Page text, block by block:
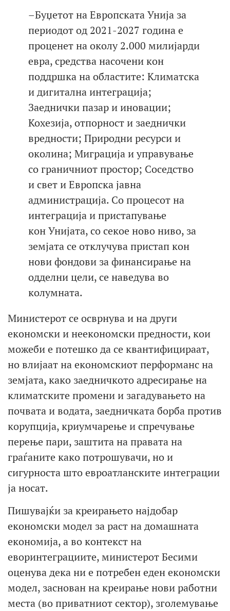
–Буџетот на Европската Унија за
периодот од 2021-2027 година е
проценет на околу 2.000 милијарди
евра, средства насочени кон
поддршка на областите: Климатска
и дигитална интеграција;
Заеднички пазар и иновации;
Кохезија, отпорност и заеднички
вредности; Природни ресурси и
околина; Миграција и управување
со граничниот простор; Соседство
и свет и Европска јавна
администрација. Со процесот на
интеграција и пристапување
кон Унијата, со секое ново ниво, за
земјата се отклучува пристап кон
нови фондови за финансирање на
одделни цели, се наведува во
колумната.
Министерот се осврнува и на други
економски и неекономски предности, кои
можеби е потешко да се квантифицираат,
но влијаат на економскиот перформанс на
земјата, како заедничкото адресирање на
климатските промени и загадувањето на
почвата и водата, заедничката борба против
корупција, криумчарење и спречување
перење пари, заштита на правата на
граѓаните како потрошувачи, но и
сигурноста што евроатланските интеграции
ја носат.
Пишувајќи за креирањето најдобар
економски модел за раст на домашната
економија, а во контекст на
еворинтеграциите, министерот Бесими
оценува дека ни е потребен еден економски
модел, заснован на креирање нови работни
места (во приватниот сектор), зголемување